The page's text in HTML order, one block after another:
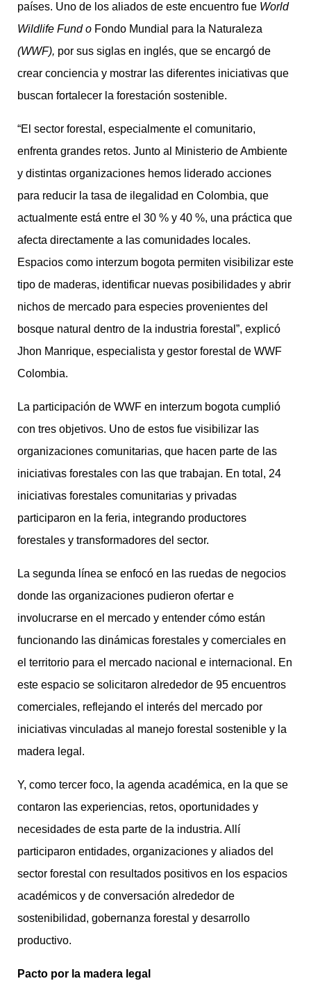
países. Uno de los aliados de este encuentro fue World
Wildlife Fund o Fondo Mundial para la Naturaleza
(WWF), por sus siglas en inglés, que se encargó de
crear conciencia y mostrar las diferentes iniciativas que
buscan fortalecer la forestación sostenible.
“El sector forestal, especialmente el comunitario,
enfrenta grandes retos. Junto al Ministerio de Ambiente
y distintas organizaciones hemos liderado acciones
para reducir la tasa de ilegalidad en Colombia, que
actualmente está entre el 30 % y 40 %, una práctica que
afecta directamente a las comunidades locales.
Espacios como interzum bogota permiten visibilizar este
tipo de maderas, identificar nuevas posibilidades y abrir
nichos de mercado para especies provenientes del
bosque natural dentro de la industria forestal”, explicó
Jhon Manrique, especialista y gestor forestal de WWF
Colombia.
La participación de WWF en interzum bogota cumplió
con tres objetivos. Uno de estos fue visibilizar las
organizaciones comunitarias, que hacen parte de las
iniciativas forestales con las que trabajan. En total, 24
iniciativas forestales comunitarias y privadas
participaron en la feria, integrando productores
forestales y transformadores del sector.
La segunda línea se enfocó en las ruedas de negocios
donde las organizaciones pudieron ofertar e
involucrarse en el mercado y entender cómo están
funcionando las dinámicas forestales y comerciales en
el territorio para el mercado nacional e internacional. En
este espacio se solicitaron alrededor de 95 encuentros
comerciales, reflejando el interés del mercado por
iniciativas vinculadas al manejo forestal sostenible y la
madera legal.
Y, como tercer foco, la agenda académica, en la que se
contaron las experiencias, retos, oportunidades y
necesidades de esta parte de la industria. Allí
participaron entidades, organizaciones y aliados del
sector forestal con resultados positivos en los espacios
académicos y de conversación alrededor de
sostenibilidad, gobernanza forestal y desarrollo
productivo.
Pacto por la madera legal